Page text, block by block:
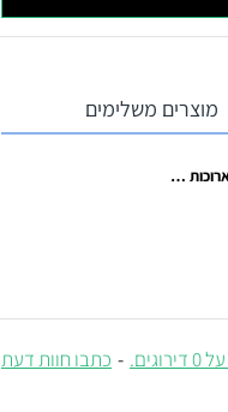
- כתבו חוות דעת
מוצרים משלימים
כפפות תחרה ארוכות שחורות לתחפושת